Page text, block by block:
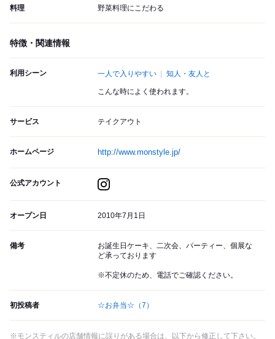
料理 野菜料理にこだわる
特徴・関連情報
利用シーン 一人で入りやすい 知人・友人と
こんな時によく使われます。
サービス テイクアウト
ホームページ http://www.monstyle.jp/
公式アカウント
オープン日 2010年7月1日
備考
お誕生日ケーキ、二次会、パーティー、個展な
ど承っております
※不定休のため、電話でご確認ください。
初投稿者 ☆お弁当☆ （7）
※モンスティルの店舗情報に誤りがある場合は、以下から修正して下さい。